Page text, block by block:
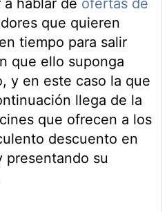
hablar de ofertas de
que quieren
tiempo para salir
que ello suponga
y en este caso la que
llega de la
que ofrecen a los
descuento en
presentando su